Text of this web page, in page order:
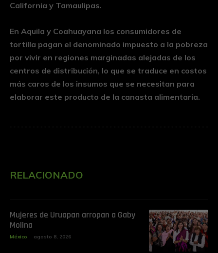
California y Tamaulipas.
En Aquila y Coahuayana los consumidores de
tortilla pagan el denominado impuesto a la pobreza
por vivir en regiones marginadas alejadas de los
centros de distribución, lo que se traduce en costos
más caros de los insumos que se necesitan para
elaborar este producto de la canasta alimentaria.
RELACIONADO
Mujeres de Uruapan arropan a Gaby
Molina
México agosto 8, 2026